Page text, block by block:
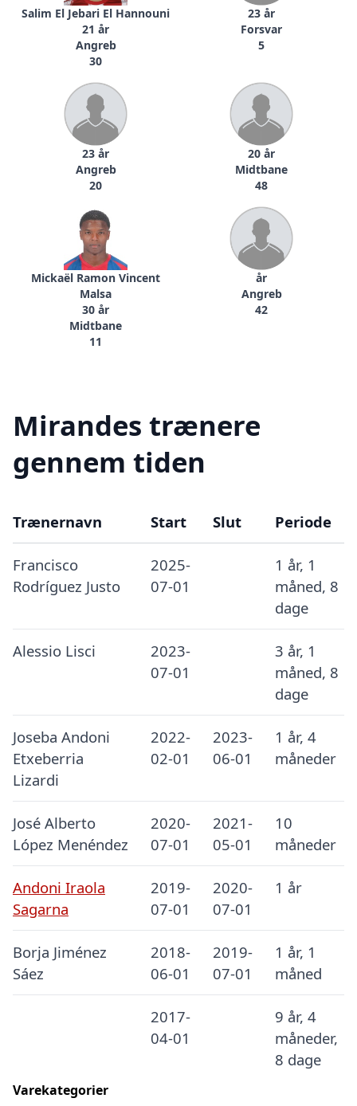
Salim El Jebari El Hannouni
21 år
Angreb
30
23 år
Forsvar
5
23 år
Angreb
20
20 år
Midtbane
48
Mickaël Ramon Vincent
Malsa
30 år
Midtbane
11
år
Angreb
42
Mirandes trænere
gennem tiden
Trænernavn Start Slut Periode
Francisco
Rodríguez Justo
2025-
07-01
1 år, 1
måned, 8
dage
Alessio Lisci
2023-
07-01
3 år, 1
måned, 8
dage
Joseba Andoni
Etxeberria
Lizardi
2022-
02-01
2023-
06-01
1 år, 4
måneder
José Alberto
López Menéndez
2020-
07-01
2021-
05-01
10
måneder
Andoni Iraola
Sagarna
2019-
07-01
2020-
07-01
1 år
Borja Jiménez
Sáez
2018-
06-01
2019-
07-01
1 år, 1
måned
2017-
04-01
9 år, 4
måneder,
8 dage
Varekategorier